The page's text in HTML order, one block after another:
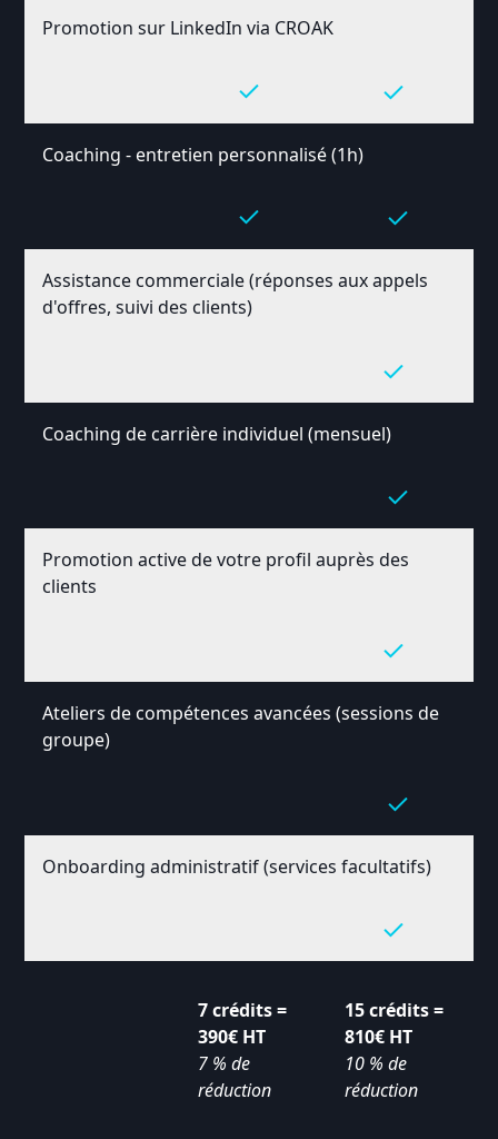
Promotion sur LinkedIn via CROAK
Coaching - entretien personnalisé (1h)
Assistance commerciale (réponses aux appels
d'offres, suivi des clients)
Coaching de carrière individuel (mensuel)
Promotion active de votre profil auprès des
clients
Ateliers de compétences avancées (sessions de
groupe)
Onboarding administratif (services facultatifs)
7 crédits =
390€ HT
7 % de
réduction
15 crédits =
810€ HT
10 % de
réduction